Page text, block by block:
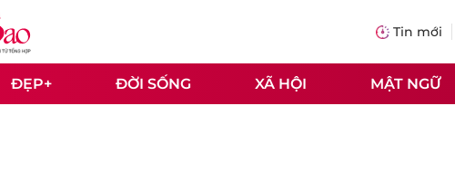
Tin mới
ĐẸP+ ĐỜI SỐNG XÃ HỘI MẬT NGỮ